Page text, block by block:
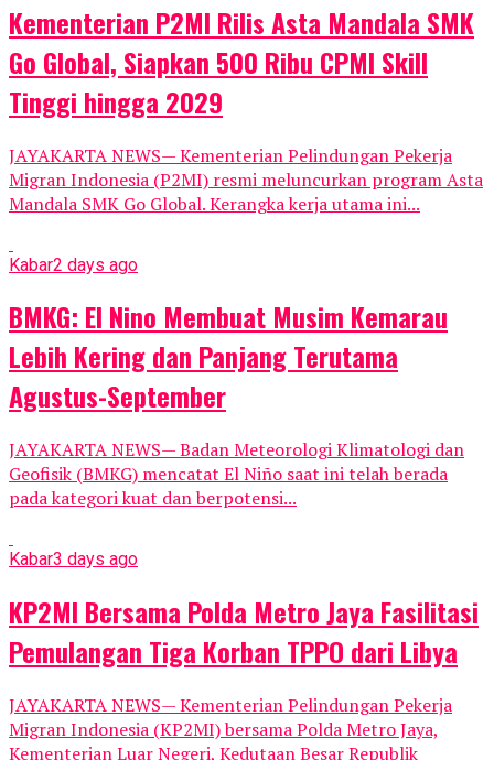
Kementerian P2MI Rilis Asta Mandala SMK
Go Global, Siapkan 500 Ribu CPMI Skill
Tinggi hingga 2029
JAYAKARTA NEWS— Kementerian Pelindungan Pekerja
Migran Indonesia (P2MI) resmi meluncurkan program Asta
Mandala SMK Go Global. Kerangka kerja utama ini...
Kabar2 days ago
BMKG: El Nino Membuat Musim Kemarau
Lebih Kering dan Panjang Terutama
Agustus-September
JAYAKARTA NEWS— Badan Meteorologi Klimatologi dan
Geofisik (BMKG) mencatat El Niño saat ini telah berada
pada kategori kuat dan berpotensi...
Kabar3 days ago
KP2MI Bersama Polda Metro Jaya Fasilitasi
Pemulangan Tiga Korban TPPO dari Libya
JAYAKARTA NEWS— Kementerian Pelindungan Pekerja
Migran Indonesia (KP2MI) bersama Polda Metro Jaya,
Kementerian Luar Negeri, Kedutaan Besar Republik